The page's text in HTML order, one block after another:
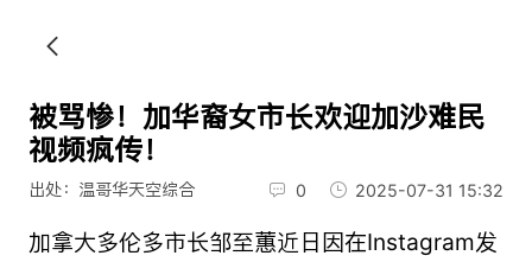
被骂惨！加华裔女市长欢迎加沙难民
视频疯传！
出处：温哥华天空综合 0 2025-07-31 15:32
加拿大多伦多市长邹至蕙近日因在Instagram发